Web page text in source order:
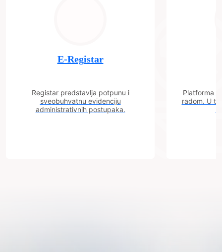
E-Registar
Registar predstavlja potpunu i
sveobuhvatnu evidenciju
administrativnih postupaka.
Platforma
radom. U